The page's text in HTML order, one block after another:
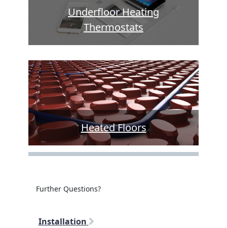
Underfloor Heating
Thermostats
Heated Floors
Further Questions?
Installation